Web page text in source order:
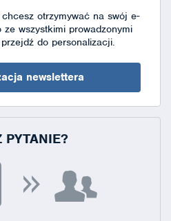
otrzymywać na swój e-
wszystkimi prowadzonymi
do personalizacji.
newslettera
PYTANIE?